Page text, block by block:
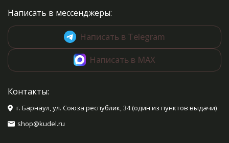
Написать в мессенджеры:
Написать в Telegram
Написать в MAX
Контакты:
г. Барнаул, ул. Союза республик, 34 (один из пунктов выдачи)
shop@kudel.ru